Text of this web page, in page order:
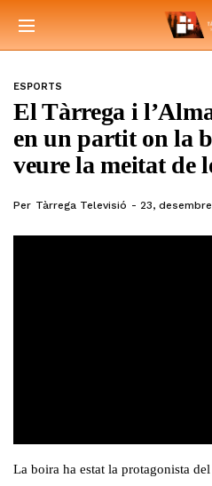
ESPORTS
El Tàrrega i
en un partit on la
veure la meitat de
Per Tàrrega Televisió 23,
La boira ha estat la protagonista